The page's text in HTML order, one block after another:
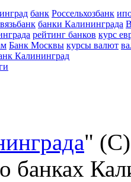
банк Россельхозбанк
банки Калининграда
рейтинг банков курс
Банк Москвы курсы валют
Калининград
"
банках